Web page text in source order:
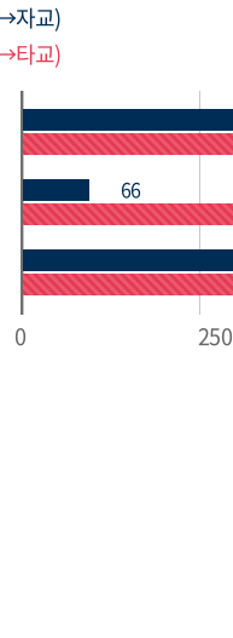
자교)
타교)
66
0 250